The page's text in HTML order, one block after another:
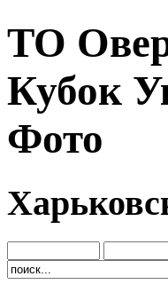
ТО
Кубок
Фото